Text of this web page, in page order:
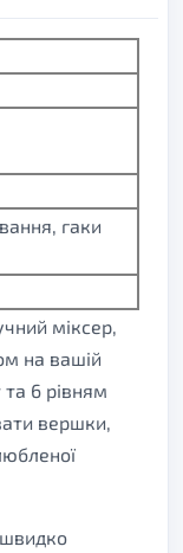
гаки
міксер,
на вашій
6 рівням
вершки,